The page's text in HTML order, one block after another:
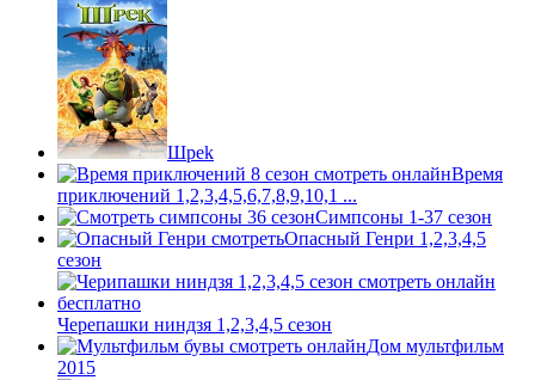
Шpek
Время
приключений 1,2,3,4,5,6,7,8,9,10,1 ...
Симпсоны 1-37 сезон
Опасный Генри 1,2,3,4,5
сезон
Черепашки ниндзя 1,2,3,4,5 сезон
Дом мультфильм
2015